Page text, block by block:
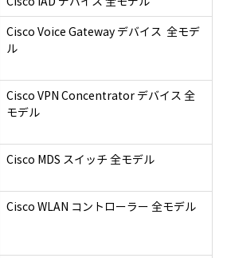
Cisco Voice Gateway デバイス 全モデ
ル
Cisco VPN Concentrator デバイス 全
モデル
Cisco MDS スイッチ 全モデル
Cisco WLAN コントローラー 全モデル